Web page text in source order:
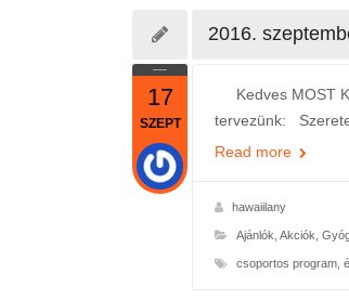
17
SZEPT
2016.
Kedves MOST
tervezünk:
Read more
hawaiilany
Ajánlók, Akciók,
csoportos program,